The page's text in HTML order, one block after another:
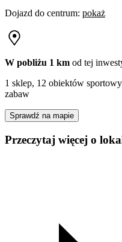
Dojazd do centrum: pokaż
W pobliżu 1 km od tej
1 sklep, 12 obiektów
zabaw
Sprawdź na mapie
Przeczytaj więcej o